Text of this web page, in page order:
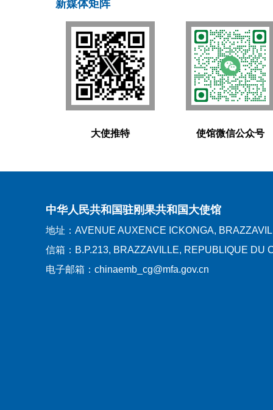
新媒体矩阵
大使推特 使馆微信公众号
中华人民共和国驻刚果共和国大使馆
地址：AVENUE AUXENCE ICKONGA,
信箱：B.P.213, BRAZZAVILLE, REPUBLIQUE DU
电子邮箱：chinaemb_cg@mfa.gov.cn